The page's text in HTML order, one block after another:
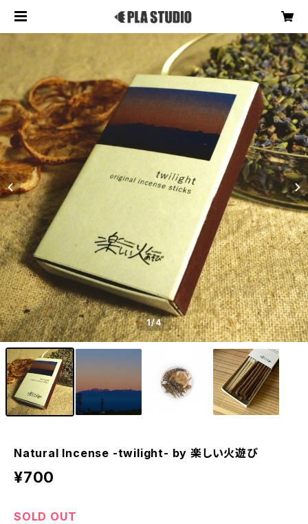
1/4
Natural Incense -twilight- by 楽しい火遊び
¥700
SOLD OUT